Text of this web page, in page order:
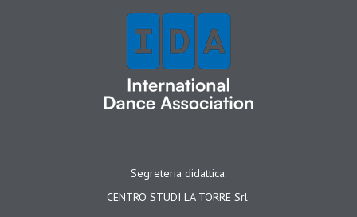
Segreteria didattica:
CENTRO STUDI LA TORRE Srl